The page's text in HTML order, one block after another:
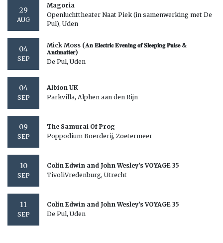
29
AUG
Magoria
Openluchttheater Naat Piek (in samenwerking met De
Pul), Uden
04
SEP
Mick Moss (𝐀𝐧 𝐄𝐥𝐞𝐜𝐭𝐫𝐢𝐜 𝐄𝐯𝐞𝐧𝐢𝐧𝐠 𝐨𝐟 𝐒𝐥𝐞𝐞𝐩𝐢𝐧𝐠 𝐏𝐮𝐥𝐬𝐞 &
𝐀𝐧𝐭𝐢𝐦𝐚𝐭𝐭𝐞𝐫)
De Pul, Uden
04
SEP
Albion UK
Parkvilla, Alphen aan den Rijn
09
SEP
The Samurai Of Prog
Poppodium Boerderij, Zoetermeer
10
SEP
Colin Edwin and John Wesley’s VOYAGE 35
TivoliVredenburg, Utrecht
11
SEP
Colin Edwin and John Wesley’s VOYAGE 35
De Pul, Uden